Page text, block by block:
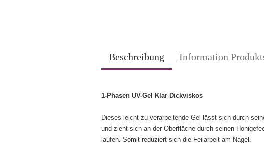
Beschreibung Information
1-Phasen UV-Gel Klar Dickviskos
Dieses leicht zu verarbeitende Gel lässt sich durch
und zieht sich an der Oberfläche durch seinen
laufen. Somit reduziert sich die Feilarbeit am Nagel.